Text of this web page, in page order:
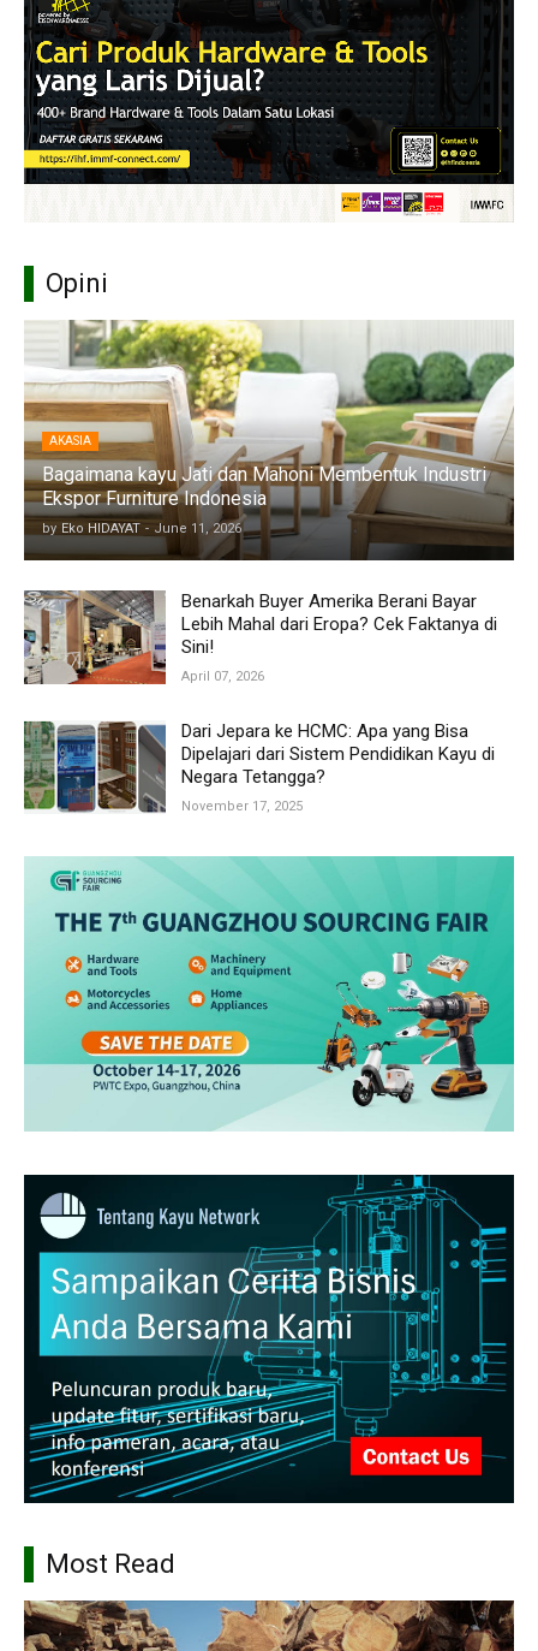
Opini
AKASIA
Bagaimana kayu Jati dan Mahoni Membentuk Industri
Ekspor Furniture Indonesia
by Eko HIDAYAT - June 11, 2026
Benarkah Buyer Amerika Berani Bayar
Lebih Mahal dari Eropa? Cek Faktanya di
Sini!
April 07, 2026
Dari Jepara ke HCMC: Apa yang Bisa
Dipelajari dari Sistem Pendidikan Kayu di
Negara Tetangga?
November 17, 2025
Most Read